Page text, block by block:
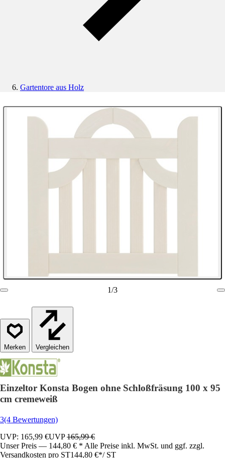
Gartentore aus Holz
1/3
Vergleichen
Einzeltor Konsta Bogen ohne Schloßfräsung 100 x 95
cm cremeweiß
3(4 Bewertungen)
UVP: 165,99 €UVP165,99 €
Unser Preis — 144,80 € * Alle Preise inkl. MwSt. und ggf. zzgl.
Versandkosten pro ST144,80 €*/ ST